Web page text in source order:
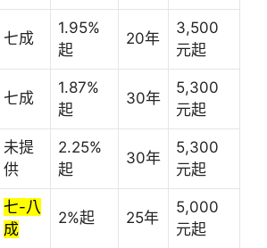
七成
1.95%
起
20年
3,500
元起
七成
1.87%
起
30年
5,300
元起
未提
供
2.25%
起
30年
5,300
元起
七-八
成
2%起 25年
5,000
元起